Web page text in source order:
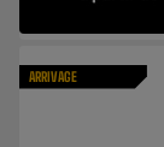
ARRIVAGE